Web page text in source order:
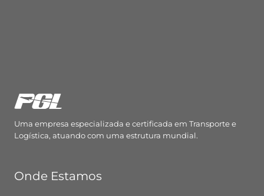
Uma empresa especializada e certificada em Transporte e
Logística, atuando com uma estrutura mundial.
Onde Estamos